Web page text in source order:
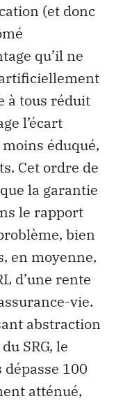
(et donc
qu’il ne
à tous réduit
l’écart
éduqué,
Cet ordre de
la garantie
le rapport
bien
en moyenne,
d’une rente
vie.
abstraction
SRG, le
100
atténué,